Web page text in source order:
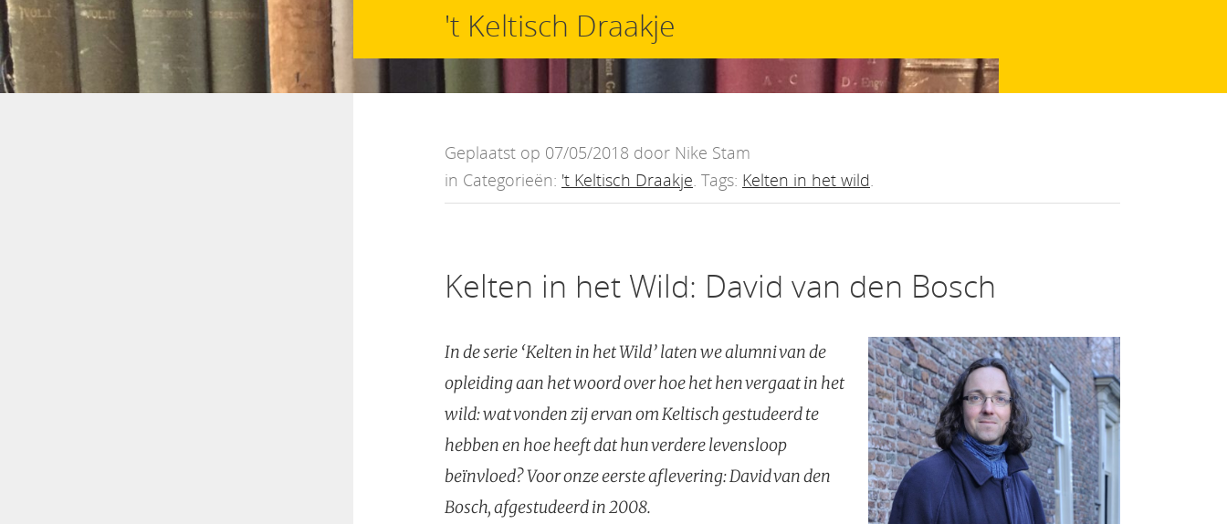
't Keltisch Draakje
Geplaatst op 07/05/2018 door Nike Stam
in Categorieën: 't Keltisch Draakje. Tags: Kelten in het wild.
Kelten in het Wild: David van den Bosch
In de serie ‘Kelten in het Wild’ laten we alumni van de
opleiding aan het woord over hoe het hen vergaat in het
wild: wat vonden zij ervan om Keltisch gestudeerd te
hebben en hoe heeft dat hun verdere levensloop
beïnvloed? Voor onze eerste aflevering: David van den
Bosch, afgestudeerd in 2008.